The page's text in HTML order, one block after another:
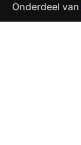
Onderdeel van